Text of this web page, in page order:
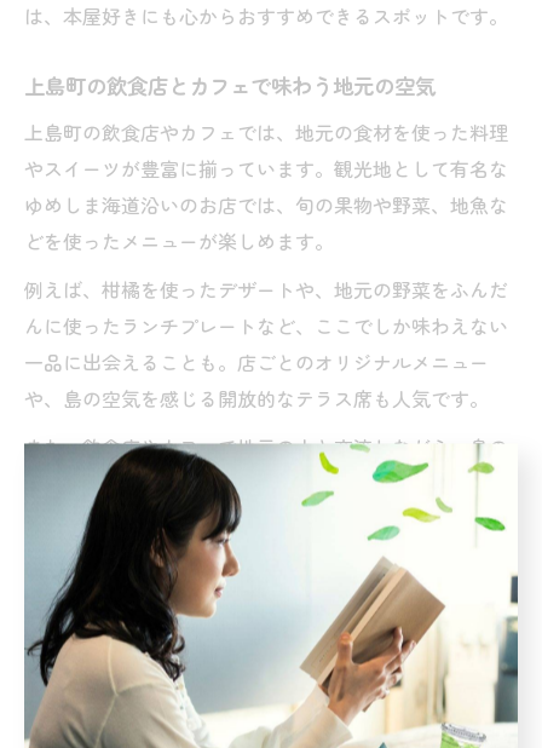
は、本屋好きにも心からおすすめできるスポットです。
上島町の飲食店とカフェで味わう地元の空気
上島町の飲食店やカフェでは、地元の食材を使った料理
やスイーツが豊富に揃っています。観光地として有名な
ゆめしま海道沿いのお店では、旬の果物や野菜、地魚な
どを使ったメニューが楽しめます。
例えば、柑橘を使ったデザートや、地元の野菜をふんだ
んに使ったランチプレートなど、ここでしか味わえない
一品に出会えることも。店ごとのオリジナルメニュー
や、島の空気を感じる開放的なテラス席も人気です。
また、飲食店やカフェで地元の人と交流しながら、島の
魅力や観光情報を教えてもらうのも旅の楽しみ方の一つ
です。上島町の飲食店とカフェは、ただ食事をするだけ
でなく、地域の文化や人の温かさに触れられる貴重な場
となっています。
島時間を感じるカフェで心潤う体験を
上島町のカフェでは、日常とは異なる“島時間”を感じな